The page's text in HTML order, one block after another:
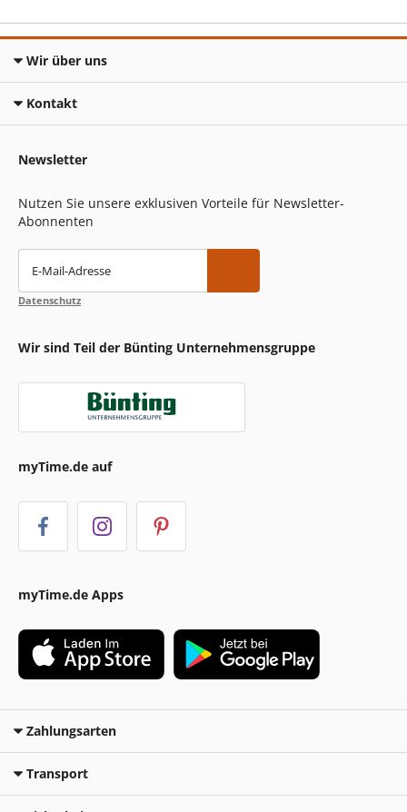
Wir über uns
Kontakt
Newsletter
Nutzen Sie unsere exklusiven Vorteile für Newsletter-
Abonnenten
E-Mail-Adresse
Datenschutz
Wir sind Teil der Bünting Unternehmensgruppe
myTime.de auf
myTime.de Apps
Zahlungsarten
Transport